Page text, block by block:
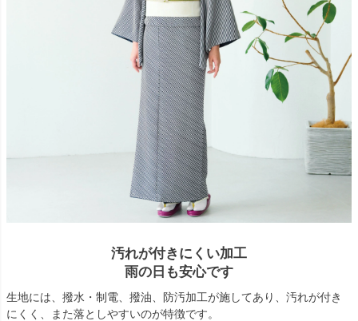
汚れが付きにくい加工
雨の日も安心です
生地には、撥水・制電、撥油、防汚加工が施してあり、汚れが付き
にくく、また落としやすいのが特徴です。